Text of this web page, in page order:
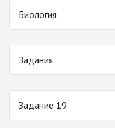
Биология
Задания
Задание 19